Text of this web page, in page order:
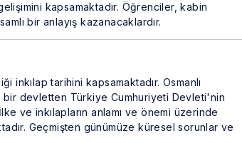
kapsamaktadır. Öğrenciler, kabin
bir anlayış kazanacaklardır.
tarihini kapsamaktadır. Osmanlı
devletten Türkiye Cumhuriyeti Devleti'nin
ve inkılapların anlamı ve önemi üzerinde
Geçmişten günümüze küresel sorunlar ve